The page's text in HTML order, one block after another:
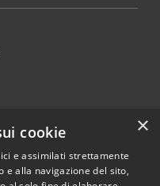
×
cookie
e assimilati strettamente
e alla navigazione del sito,